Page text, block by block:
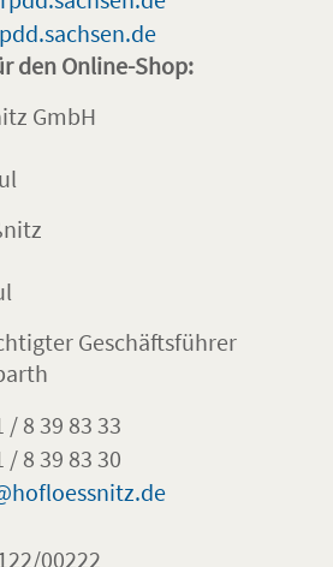
den Online-Shop:
GmbH
Geschäftsführer
/ 8 39 83 33
/ 8 39 83 30
00222